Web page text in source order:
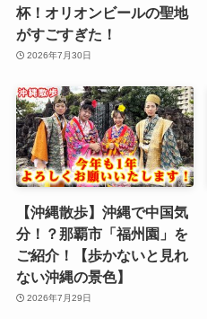
杯！オリオンビールの聖地
がすごすぎた！
2026年7月30日
【沖縄散歩】沖縄で中国気
分！？那覇市「福州園」を
ご紹介！【歩かないと見れ
ない沖縄の景色】
2026年7月29日